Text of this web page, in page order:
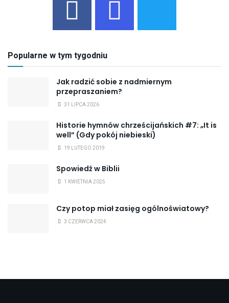
Popularne w tym tygodniu
Jak radzić sobie z nadmiernym
przepraszaniem?
31 LIPCA 2026
Historie hymnów chrześcijańskich #7: „It is
well” (Gdy pokój niebieski)
19 LUTEGO 2019
Spowiedź w Biblii
1 KWIETNIA 2025
Czy potop miał zasięg ogólnoświatowy?
3 CZERWCA 2024